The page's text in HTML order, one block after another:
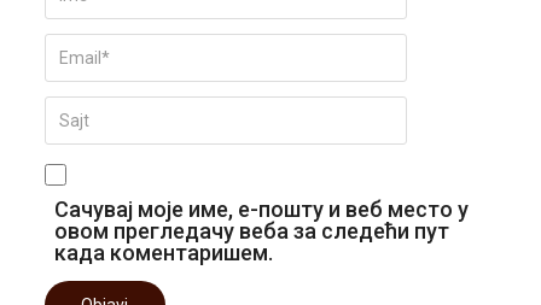
Сачувај моје име, е-пошту и веб место у
овом прегледачу веба за следећи пут
када коментаришем.